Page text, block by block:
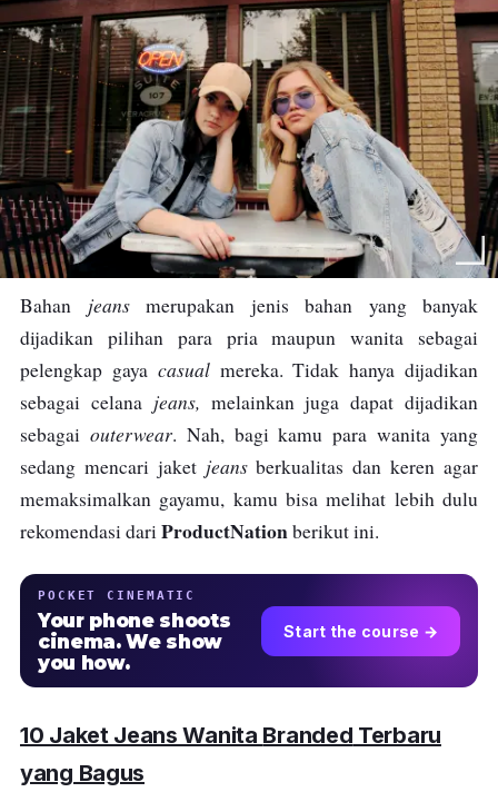
Bahan jeansmerupakan jenis bahan yang banyak
dijadikan pilihan para pria maupun wanita sebagai
pelengkap gaya casualmereka. Tidak hanya dijadikan
sebagai celana jeans, melainkan juga dapat dijadikan
sebagai outerwear. Nah, bagi kamu para wanita yang
sedang mencari jaket jeansberkualitas dan keren agar
memaksimalkan gayamu, kamu bisa melihat lebih dulu
rekomendasi dariProductNationberikut ini.
POCKET CINEMATIC
Your phone shoots
cinema. We show
you how.
Start the course →
10 Jaket Jeans Wanita Branded Terbaru
yang Bagus